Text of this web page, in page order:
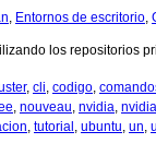
, Entornos de escritorio,
los repositorios
, cli, codigo,
, nouveau, nvidia,
, tutorial , ubuntu, un,